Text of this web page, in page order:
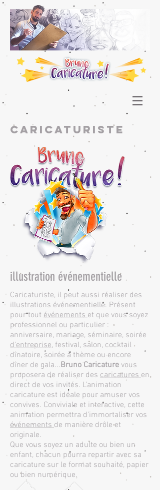
caricaturiste
illustration événementielle
​Caricaturiste, il peut aussi réaliser des
illustrations événementielle. Présent
pour tout événementset que vous soyez
professionnel ou particulier :
anniversaire, mariage, séminaire, soirée
d'entreprise, festival, salon, cocktail
dînatoire, soirée à thème ou encore
dîner de gala...Bruno Caricature vous
proposera de réaliser des caricaturesen
direct de vos invités. L’animation
caricature est idéale pour amuser vos
convives. Conviviale et interactive, cette
animation permettra d'immortaliser vos
événementsde manière drôle et
originale.
Que vous soyez un adulte ou bien un
enfant, chacun pourra repartir avec sa
caricature sur le format souhaité, papier
ou bien numérique.